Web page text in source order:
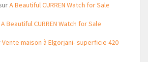
A Beautiful CURREN Watch for Sale
A Beautiful CURREN Watch for Sale
Vente maison à Elgorjani- superficie 420